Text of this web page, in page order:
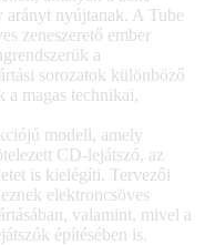
arányt nyújtanak. A Tube
zeneszerető ember
a
sorozatok különböző
a magas technikai,
modell, amely
CD-lejátszó, az
is kielégíti. Tervezői
elektroncsöves
valamint, mivel a
építésében is.